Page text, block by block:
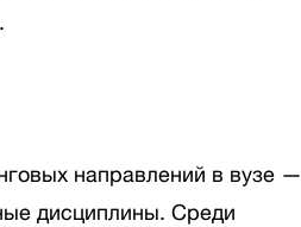
направлений в вузе —
дисциплины. Среди